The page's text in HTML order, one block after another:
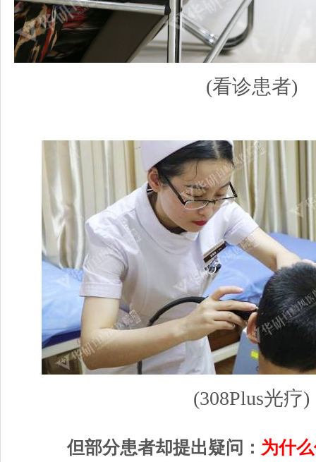
(看诊患者)
(308Plus光疗)
但部分患者却提出疑问： 为什